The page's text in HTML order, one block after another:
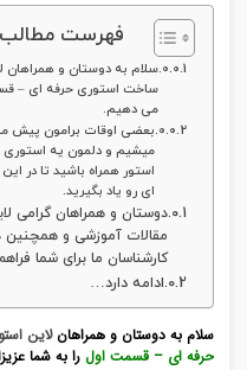
فهرست مطالب
سلام به دوستان و همراهان
ساخت استوری حرفه ای –
می دهیم.
بعضی اوقات برامون پیش
میشیم و دلمون یه
استور همراه باشید تا در
ای رو یاد بگیرید.
دوستان و همراهان گرامی
مقالات آموزشی و همچنین
کارشناسان ما برای شما
ادامه دارد…
سلام به دوستان و همراهانلاین
حرفه ای – قسمت اول را به شما